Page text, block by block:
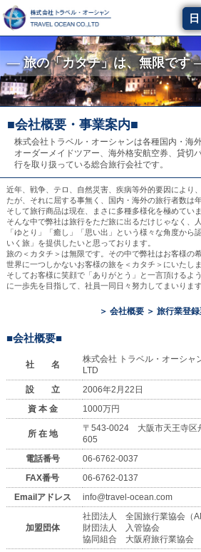
日
― 旅の「カタチ」は、無限です
■会社概要・事業案内■
株式会社トラベル・オーシャンは各種国内・海
オーダーメイドツアー、海外格安航空券、貸切
行を取り扱っている総合旅行会社です。
近年、戦争、テロ、自然災害、疾病等外的要因により
たが、それに屈する事無く、国内・海外の旅行者数は
そして旅行商品は現在、まさに多種多様化を極めていま
そんな中で弊社は旅行をただ旅に出るだけじゃなく、
「ゆとり」「癒し」「思い出」という様々な角度から
いく旅」を提供したいと思っております。
旅の＜カタチ＞は無限です。その中で弊社はお客様の
世界に一つしかないお客様の旅を＜カタチ＞にいたしま
そしてお客様に笑顔で「ありがとう」と一言頂けるよ
に一歩先を目指して、社員一同日々努力してまいります
＞会社概要 ＞旅行業登
■会社概要■
社 名
株式会社 トラベル・オーシ
LTD
設 立
2006年2月22日
資 本 金
1000万円
所 在 地
〒543-0024 大阪市天王寺区
605
電話番号
06-6762-0037
FAX番号
06-6762-0137
Emailアドレス
info@travel-ocean.com
加盟団体
社団法人 全国旅行業協会（
財団法人 入管協会
協同組合 大阪府旅行業協会